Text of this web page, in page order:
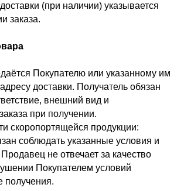
(при наличии) указывается
заказа.
Покупателю или указанному им
доставки. Получатель обязан
внешний вид и
при получении.
скоропортящейся продукции:
соблюдать указанные условия и
не отвечает за качество
Покупателем условий
получения.